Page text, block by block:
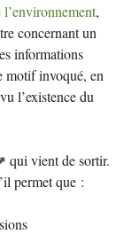
,
concernant un
informations
motif invoqué, en
l’existence du
qui vient de sortir.
permet que :